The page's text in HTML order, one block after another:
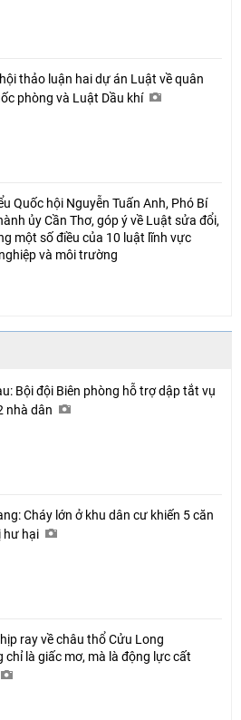
thảo luận hai dự án Luật về quân
phòng và Luật Dầu khí
Quốc hội Nguyễn Tuấn Anh, Phó Bí
ủy Cần Thơ, góp ý về Luật sửa đổi,
một số điều của 10 luật lĩnh vực
và môi trường
Bội đội Biên phòng hỗ trợ dập tắt vụ
nhà dân
Cháy lớn ở khu dân cư khiến 5 căn
hư hại
ray về châu thổ Cửu Long
chỉ là giấc mơ, mà là động lực cất